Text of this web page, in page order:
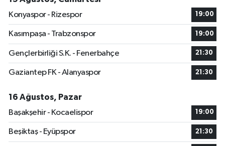
Konyaspor - Rizespor
19:00
Kasımpaşa - Trabzonspor 19:00
Gençlerbirliği S.K. - Fenerbahçe 21:30
Gaziantep FK - Alanyaspor 21:30
16 Ağustos, Pazar
Başakşehir - Kocaelispor
19:00
Beşiktaş - Eyüpspor 21:30